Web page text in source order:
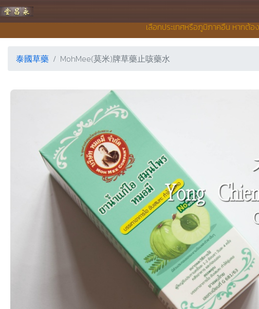
เลือกประเทศหรือภูมิภาคอื่น หากต้
永昌堂藥店
泰國草藥 MohMee(莫米)牌草藥止咳藥水